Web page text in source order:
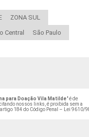
ZONA SUL
Central São Paulo
para Doação Vila Matilde" é de
nossos links, é proibida sem a
184 do Código Penal –
Lei 9610/